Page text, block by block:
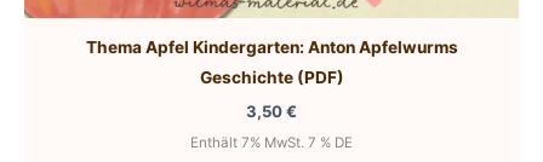
Thema Apfel Kindergarten: Anton Apfelwurms
Geschichte (PDF)
3,50€
Enthält 7% MwSt. 7 % DE